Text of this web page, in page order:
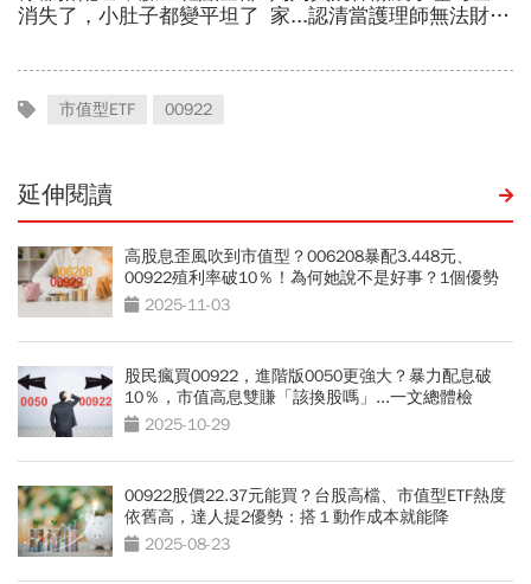
市值型ETF 00922
延伸閱讀
高股息歪風吹到市值型？006208暴配3.448元、
00922殖利率破10％！為何她說不是好事？1個優勢
沒了2025-11-03
股民瘋買00922，進階版0050更強大？暴力配息破
10％，市值高息雙賺「該換股嗎」...一文總體檢
2025-10-29
00922股價22.37元能買？台股高檔、市值型ETF熱度
依舊高，達人提2優勢：搭１動作成本就能降
2025-08-23